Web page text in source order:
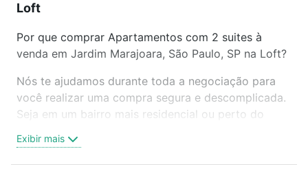
Loft
Por que comprar Apartamentos com 2 suites à
venda em Jardim Marajoara, São Paulo, SP na Loft?
Nós te ajudamos durante toda a negociação para
você realizar uma compra segura e descomplicada.
Seja em um bairro mais residencial ou perto do
oferta ideal de Apartamentos com 2 suites à venda
em Jardim Marajoara, São Paulo, SP para conquistar
Exibir mais